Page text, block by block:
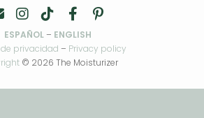
ESPAÑOL– ENGLISH
privacidad – Privacy policy
© 2026 The Moisturizer